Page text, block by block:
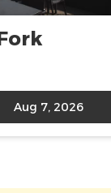
Aug 7, 2026